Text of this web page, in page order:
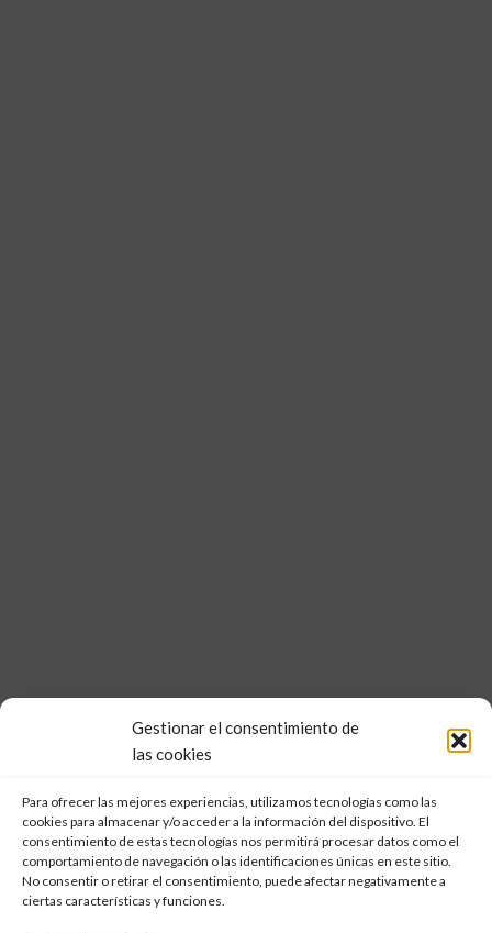
Gestionar el consentimiento de
las cookies
Para ofrecer las mejores experiencias, utilizamos tecnologías como las
cookies para almacenar y/o acceder a la información del dispositivo. El
consentimiento de estas tecnologías nos permitirá procesar datos como el
comportamiento de navegación o las identificaciones únicas en este sitio.
No consentir o retirar el consentimiento, puede afectar negativamente a
ciertas características y funciones.